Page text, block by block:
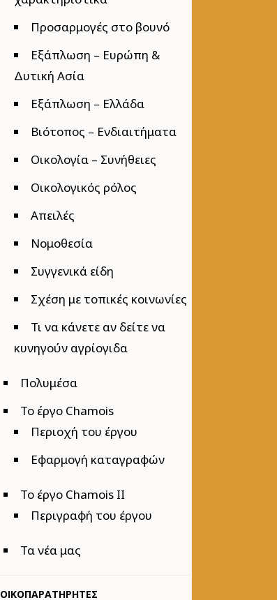
Προσαρμογές στο βουνό
Εξάπλωση – Ευρώπη &
Δυτική Ασία
Εξάπλωση – Ελλάδα
Βιότοπος – Ενδιαιτήματα
Οικολογία – Συνήθειες
Οικολογικός ρόλος
Απειλές
Νομοθεσία
Συγγενικά είδη
Σχέση με τοπικές κοινωνίες
Τι να κάνετε αν δείτε να
κυνηγούν αγρίογιδα
Πολυμέσα
Το έργο Chamois
Περιοχή του έργου
Εφαρμογή καταγραφών
Το έργο Chamois II
Περιγραφή του έργου
Τα νέα μας
ΟΙΚΟΠΑΡΑΤΗΡΗΤΈΣ